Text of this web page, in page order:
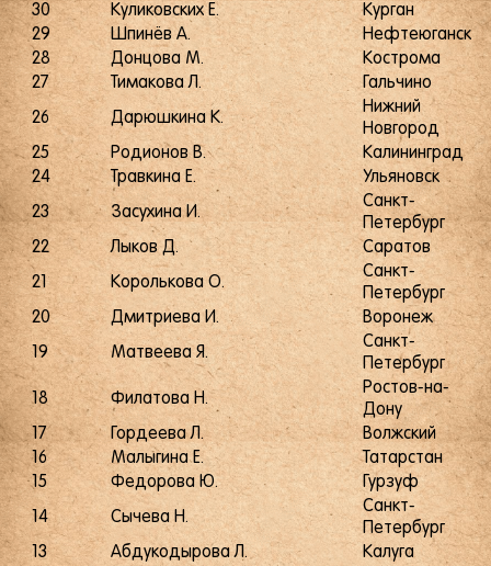
30
Куликовских Е.
Курган
29
Шпинёв А.
Нефтеюганск
28
Донцова М.
Кострома
27
Тимакова Л.
Гальчино
26
Дарюшкина К.
Нижний
Новгород
25
Родионов В.
Калининград
24
Травкина Е.
Ульяновск
23
Засухина И.
Санкт-
Петербург
22
Лыков Д.
Саратов
21
Королькова О.
Санкт-
Петербург
20
Дмитриева И.
Воронеж
19
Матвеева Я.
Санкт-
Петербург
18
Филатова Н.
Ростов-на-
Дону
17
Гордеева Л.
Волжский
16
Малыгина Е.
Татарстан
15
Федорова Ю.
Гурзуф
14
Сычева Н.
Санкт-
Петербург
13
Абдукодырова Л.
Калуга